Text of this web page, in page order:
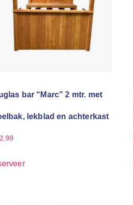
bar “Marc” 2 mtr. met
lekblad en achterkast